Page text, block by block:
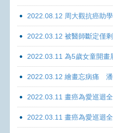
2022.08.12 周大觀抗癌助
2022.03.12 被醫師斷定僅
2022.03.11 為5歲女童開畫
2022.03.12 繪畫忘病痛
2022.03.11 畫癌為愛巡迴
2022.03.11 畫癌為愛巡迴